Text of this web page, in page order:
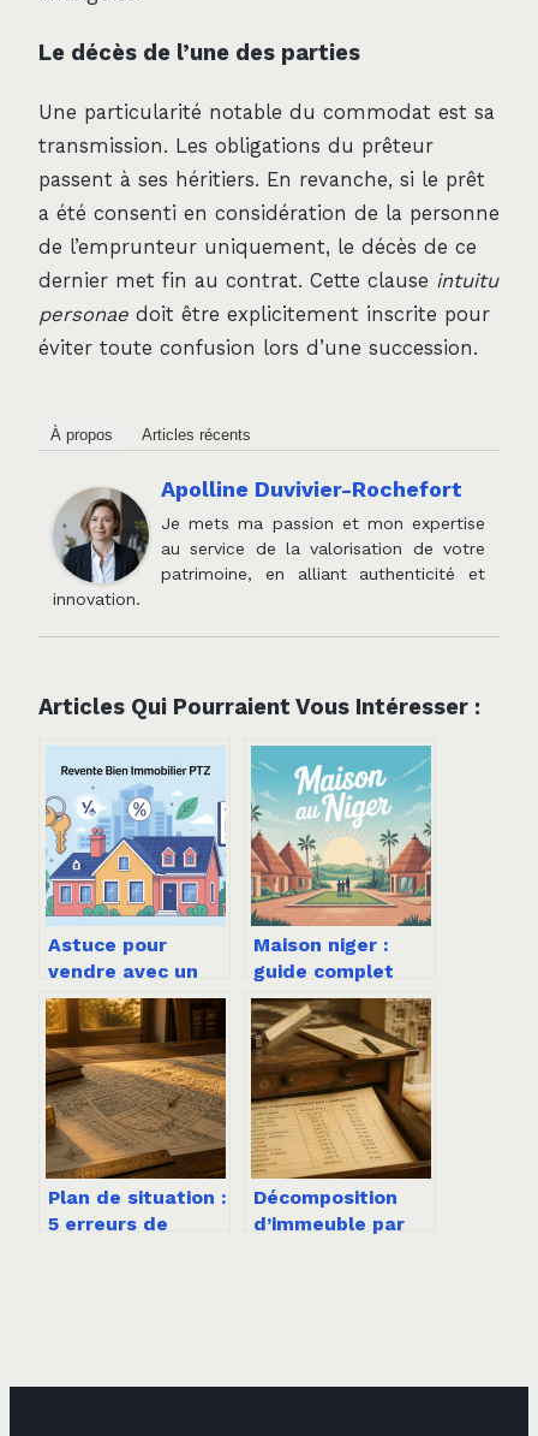
Le décès de l’une des parties
Une particularité notable du commodat est sa
transmission. Les obligations du prêteur
passent à ses héritiers. En revanche, si le prêt
a été consenti en considération de la personne
de l’emprunteur uniquement, le décès de ce
dernier met fin au contrat. Cette clause intuitu
personae doit être explicitement inscrite pour
éviter toute confusion lors d’une succession.
À propos Articles récents
Apolline Duvivier-Rochefort
Je mets ma passion et mon expertise
au service de la valorisation de votre
patrimoine, en alliant authenticité et
innovation.
Articles Qui Pourraient Vous Intéresser :
Astuce pour
vendre avec un
ptz : stratégies
efficaces pour
propriétaires et
agents
Maison niger :
guide complet
pour comprendre,
acheter ou
construire
Plan de situation :
5 erreurs de
Décomposition
d’immeuble par